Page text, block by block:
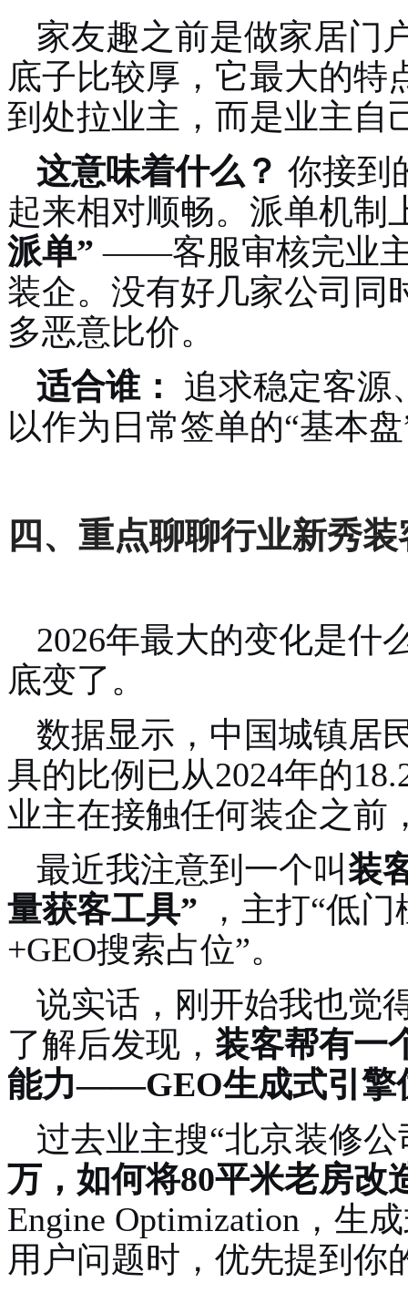
家友趣之前是做家居门
底子比较厚，它最大的特
到处拉业主，而是业主自
这意味着什么？ 你接到
起来相对顺畅。派单机制
派单” ——客服审核完业
装企。没有好几家公司同
多恶意比价。
适合谁：
追求稳定客源
以作为日常签单的“基本
四、重点聊聊行业新秀
2026年最大的变化是什
底变了。
数据显示，中国城镇居
具的比例已从2024年的
业主在接触任何装企之前
最近我注意到一个叫装
量获客工具” ，主打“低
+GEO搜索占位”。
说实话，刚开始我也觉
了解后发现， 装客帮有一
能力——GEO生成式引擎
过去业主搜“北京装修
万，如何将80平米老房改
Engine Optimization，生
用户问题时，优先提到你